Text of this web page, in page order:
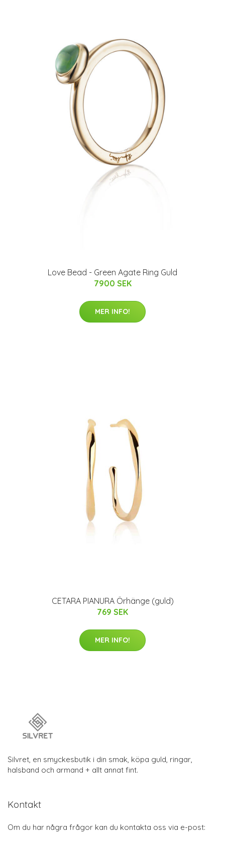
Love Bead - Green Agate Ring Guld
7900 SEK
MER INFO!
CETARA PIANURA Örhänge (guld)
769 SEK
MER INFO!
Silvret, en smyckesbutik i din smak, köpa guld, ringar,
halsband och armand + allt annat fint.
Kontakt
Om du har några frågor kan du kontakta oss via e-post: